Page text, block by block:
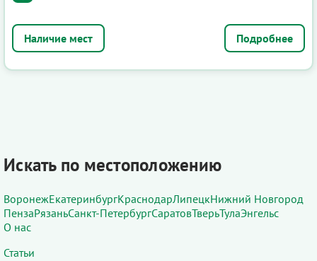
Подробнее
Искать по местоположению
ВоронежЕкатеринбургКраснодарЛипецкНижний Новгород
ПензаРязаньСанкт-ПетербургСаратовТверьТулаЭнгельс
О нас
Статьи